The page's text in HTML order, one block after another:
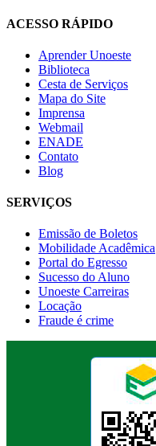
ACESSO RÁPIDO
Aprender Unoeste
Biblioteca
Cesta de Serviços
Mapa do Site
Imprensa
Webmail
ENADE
Contato
Blog
SERVIÇOS
Emissão de Boletos
Mobilidade Acadêmica
Portal do Egresso
Sucesso do Aluno
Unoeste Carreiras
Locação
Fraude é crime